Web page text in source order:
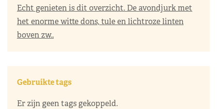
Echt genieten is dit overzicht. De avondjurk met
het enorme witte dons, tule en lichtroze linten
boven zw..
Gebruikte tags
Er zijn geen tags gekoppeld.